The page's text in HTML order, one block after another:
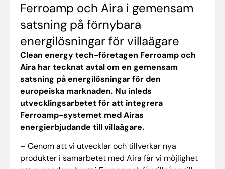
Ferroamp och Aira i gemensam
satsning på förnybara
energilösningar för villaägare
Clean energy tech-företagen Ferroamp och
Aira har tecknat avtal om en gemensam
satsning på energilösningar för den
europeiska marknaden. Nu inleds
utvecklingsarbetet för att integrera
Ferroamp-systemet med Airas
energierbjudande till villaägare.
– Genom att vi utvecklar och tillverkar nya
produkter i samarbetet med Aira får vi möjlighet